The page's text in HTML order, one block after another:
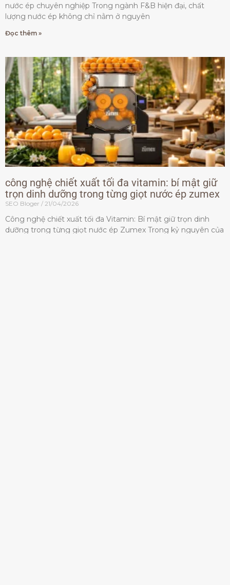
nước ép chuyên nghiệp Trong ngành F&B hiện đại, chất
lượng nước ép không chỉ nằm ở nguyên
Đọc thêm »
công nghệ chiết xuất tối đa vitamin: bí mật giữ
trọn dinh dưỡng trong từng giọt nước ép zumex
SEO Bloger 21/04/2026
Công nghệ chiết xuất tối đa Vitamin: Bí mật giữ trọn dinh
dưỡng trong từng giọt nước ép Zumex Trong kỷ nguyên của